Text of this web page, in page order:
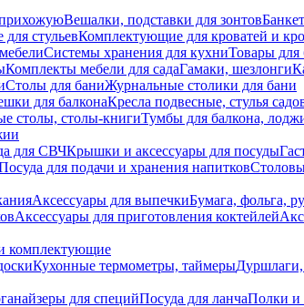
Вешалки, подставки для зонтов
стульевКомплектующие для кроватей и
Системы хранения для кухниТовары для
Комплекты мебели для садаГамаки, шезлонги
Столы для баниЖурнальные столики для бани
для балконаКресла подвесные, стулья
столы, столы-книгиТумбы для балкона,
для СВЧКрышки и аксессуары для посуды
для подачи и хранения напитков
Аксессуары для выпечкиБумага, фольга,
Аксессуары для приготовления коктейлей
комплектующие
Кухонные термометры, таймерыДуршлаги,
для специйПосуда для ланчаПолки и